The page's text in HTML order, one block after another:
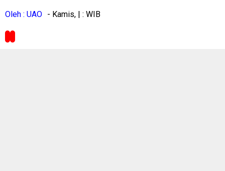
Oleh : UAO - Kamis, | : WIB